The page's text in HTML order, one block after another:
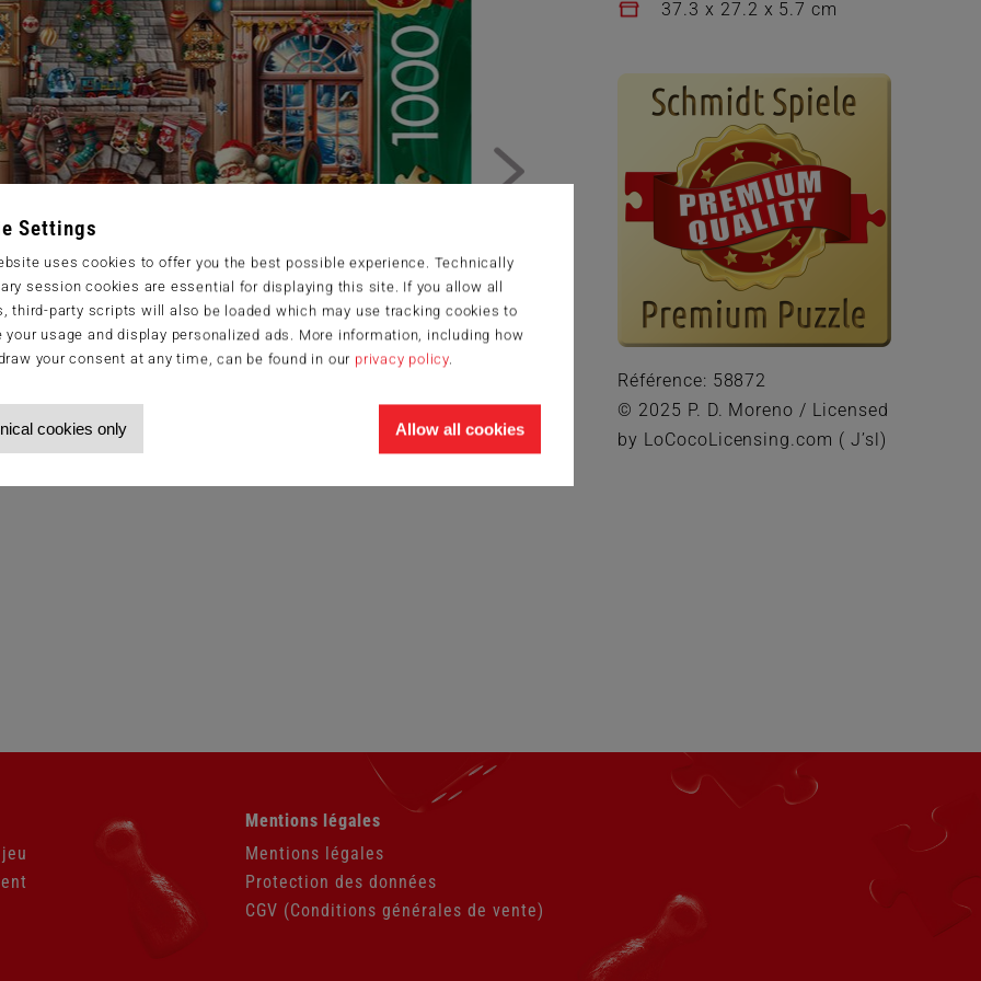
Settings
uses cookies to offer you the best possible experience. Technically
session cookies are essential for displaying this site. If you allow all
third-party scripts will also be loaded which may use tracking cookies to
your usage and display personalized ads. More information, including how
your consent at any time, can be found in our privacy policy.
cookies only Allow all cookies
37.3 x 27.2 x 5.7 cm
Référence: 58872
© 2025 P. D. Moreno / Licensed
by LoCocoLicensing.com ( J’sl)
au
Mentions légales
Mentions légales
Protection des données
CGV (Conditions générales de vente)